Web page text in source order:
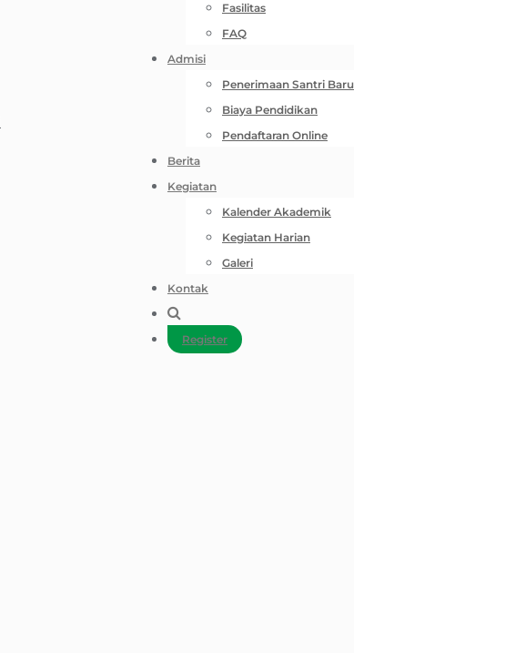
Fasilitas
FAQ
Admisi
Penerimaan Santri Baru
Biaya Pendidikan
Pendaftaran Online
Berita
Kegiatan
Kalender Akademik
Kegiatan Harian
Galeri
Kontak
Register